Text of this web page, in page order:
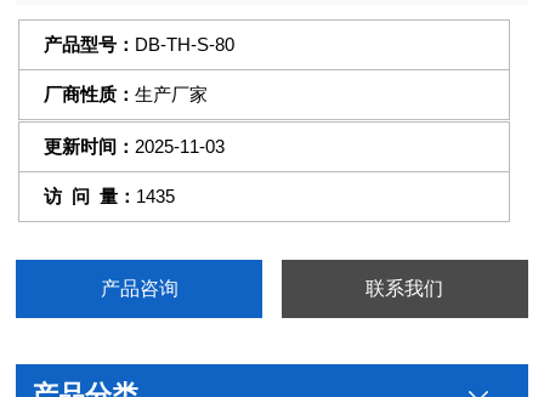
产品型号： DB-TH-S-80
厂商性质：生产厂家
更新时间： 2025-11-03
访 问 量： 1435
产品咨询 联系我们